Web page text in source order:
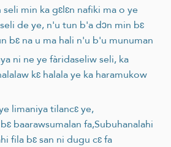
min ka gɛlɛn nafiki ma o ye
de ye, n'u tun b'a dɔn min bɛ
bɛ na u ma hali n'u b'u munuman
ni ne ye fàridaseliw seli, ka
kɛ halala ye ka haramukow
limaniya tilancɛ ye,
baarawsumalan fa,Subuhanalahi
fila bɛ san ni dugu cɛ fa